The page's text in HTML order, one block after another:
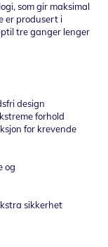
som gir maksimal
er produsert i
tre ganger lenger
design
forhold
for krevende
og
sikkerhet